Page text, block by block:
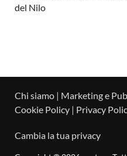
del Nilo
Chi siamo | Marketing e
Cookie Policy | Privacy
Cambia la tua privacy